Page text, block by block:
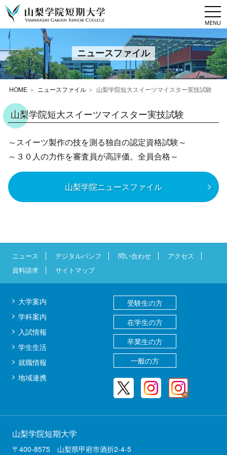
ニュースファイル
HOME ニュースファイル 山梨学院短大スイーツマイスター実技試験
山梨学院短大スイーツマイスター実技試験
～スイーツ製作の技を測る独自の認定資格試験～
～３０人の力作を審査員が高評価。全員合格～
山梨学院ニュースファイル
ニュース デジタルパンフ 問い合わせ
アクセス
資料請求
サイトマップ
大学案内
学科案内
入試情報
学生生活
就職情報
地域連携
受験生の方
在学生の方
卒業生の方
一般の方
山梨学院短期大学
〒400-8575 山梨県甲府市酒折2-4-5